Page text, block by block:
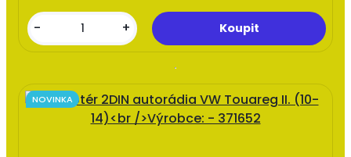
- +
NOVINKA